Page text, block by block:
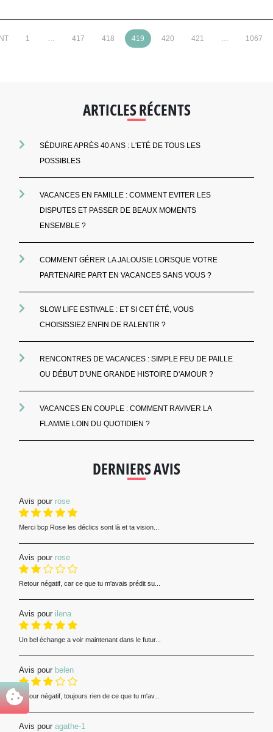
1 … 417 418 419 420 421 … 1067
ARTICLES RÉCENTS
SÉDUIRE APRÈS 40 ANS : L'ETÉ DE TOUS LES
POSSIBLES
VACANCES EN FAMILLE : COMMENT EVITER LES
DISPUTES ET PASSER DE BEAUX MOMENTS
ENSEMBLE ?
COMMENT GÉRER LA JALOUSIE LORSQUE VOTRE
PARTENAIRE PART EN VACANCES SANS VOUS ?
SLOW LIFE ESTIVALE : ET SI CET ÉTÉ, VOUS
CHOISISSIEZ ENFIN DE RALENTIR ?
RENCONTRES DE VACANCES : SIMPLE FEU DE PAILLE
OU DÉBUT D'UNE GRANDE HISTOIRE D'AMOUR ?
VACANCES EN COUPLE : COMMENT RAVIVER LA
FLAMME LOIN DU QUOTIDIEN ?
DERNIERS AVIS
Avis pour rose
Merci bcp Rose les déclics sont là et ta vision...
Avis pour rose
Retour négatif, car ce que tu m'avais prédit su...
Avis pour ilena
Un bel échange a voir maintenant dans le futur...
Avis pour belen
Retour négatif, toujours rien de ce que tu m'av...
Avis pour agathe-1